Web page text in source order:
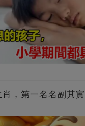
，第一名名副其